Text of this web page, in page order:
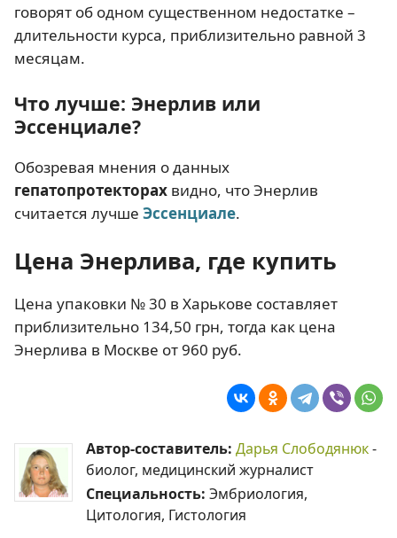
говорят об одном существенном недостатке –
длительности курса, приблизительно равной 3
месяцам.
Что лучше: Энерлив или
Эссенциале?
Обозревая мнения о данных
гепатопротекторах видно, что Энерлив
считается лучше Эссенциале.
Цена Энерлива, где купить
Цена упаковки № 30 в Харькове составляет
приблизительно 134,50 грн, тогда как цена
Энерлива в Москве от 960 руб.
Автор-составитель: Дарья Слободянюк-
биолог, медицинский журналист
Специальность: Эмбриология,
Цитология, Гистология